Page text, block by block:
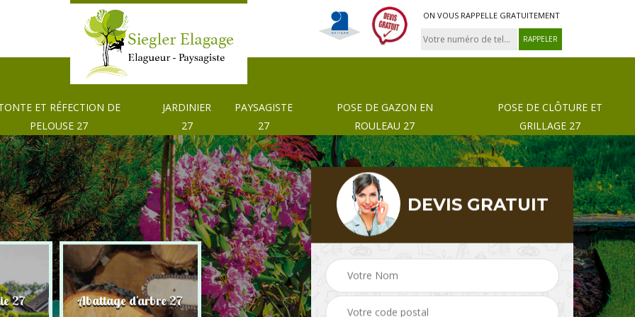
ON VOUS RAPPELLE GRATUITEMENT
ET RÉFECTION DE
PELOUSE 27
JARDINIER
27
PAYSAGISTE
27
POSE DE GAZON EN
ROULEAU 27
POSE DE CLÔTURE ET
GRILLAGE 27
27 Abattage d'arbre 27 Tonte et réfection de
pelouse 27 Paysagiste 27 Pose de gazon en
rouleau 27
DEVIS GRATUIT